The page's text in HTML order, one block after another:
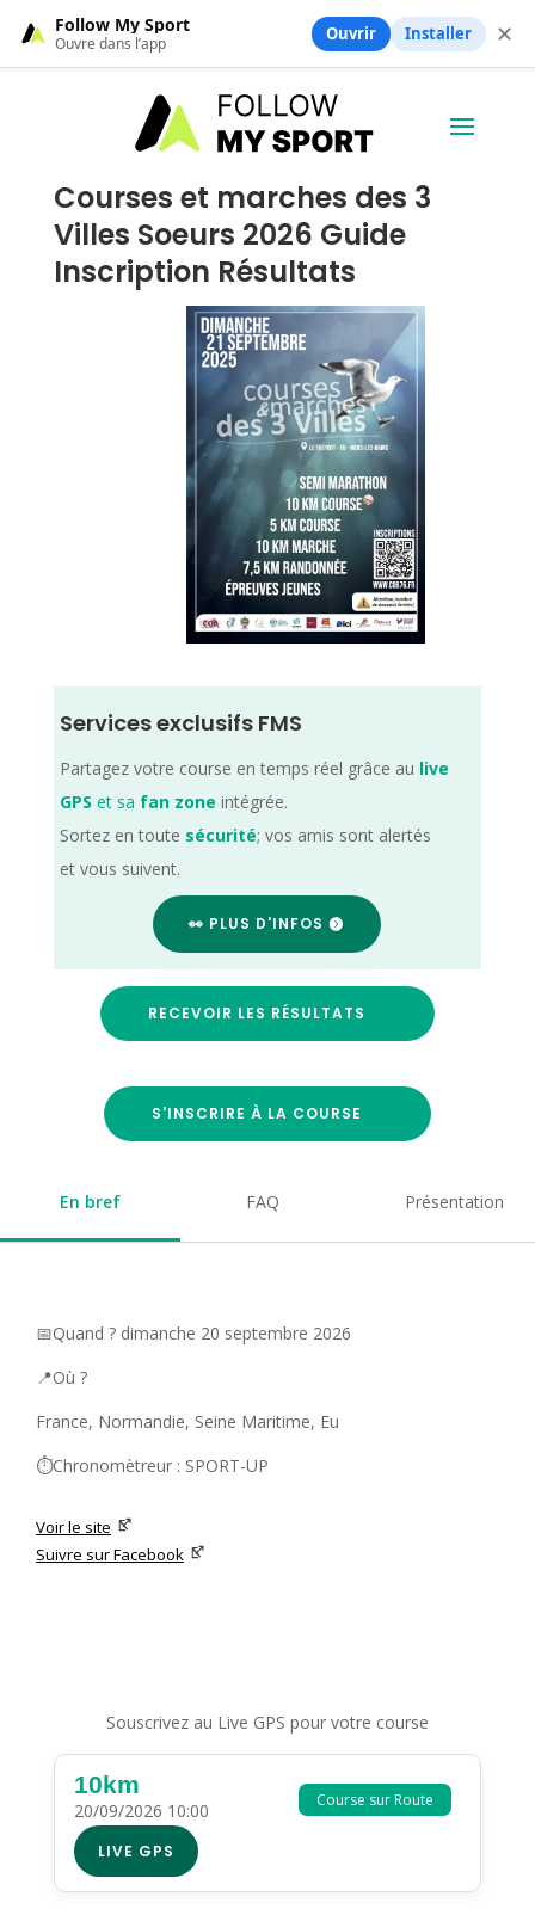
Courses et marches des 3
Villes Soeurs 2026 Guide
Inscription Résultats
Services exclusifs FMS
Partagez votre course en temps réel grâce au live
GPS et sa fan zone intégrée.
Sortez en toute sécurité; vos amis sont alertés
et vous suivent.
👀 PLUS D'INFOS
RECEVOIR LES RÉSULTATS
S'INSCRIRE À LA COURSE
En bref FAQ Présentation
📅Quand ? dimanche 20 septembre 2026
📍Où ?
France, Normandie, Seine Maritime, Eu
⏱️Chronomètreur : SPORT-UP
Voir le site
Suivre sur Facebook
Souscrivez au Live GPS pour votre course
Course sur Route
10km
20/09/2026 10:00
LIVE GPS
Follow My Sport
Ouvre dans l’app Ouvrir Installer ✕